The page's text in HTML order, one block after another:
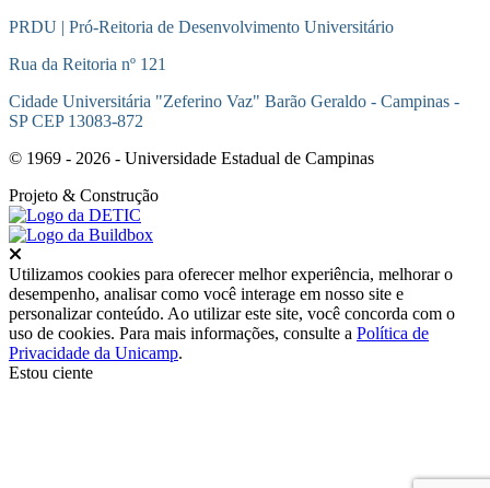
PRDU | Pró-Reitoria de Desenvolvimento Universitário
Rua da Reitoria nº 121
Cidade Universitária "Zeferino Vaz" Barão Geraldo - Campinas -
SP CEP 13083-872
© 1969 - 2026 - Universidade Estadual de Campinas
Projeto & Construção
Utilizamos cookies para oferecer melhor experiência, melhorar o
desempenho, analisar como você interage em nosso site e
personalizar conteúdo. Ao utilizar este site, você concorda com o
uso de cookies. Para mais informações, consulte a Política de
Privacidade da Unicamp.
Estou ciente